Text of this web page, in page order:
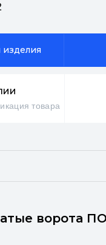
изделия
товара
ворота